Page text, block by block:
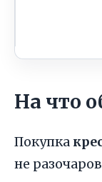
На что
Покупка
не